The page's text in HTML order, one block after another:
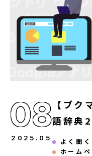
08
2025 . 05
【ブ
語辞典
よく聞
ホーム